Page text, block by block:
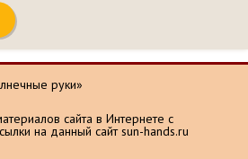
руки»
сайта в Интернете с
на данный сайт sun-hands.ru